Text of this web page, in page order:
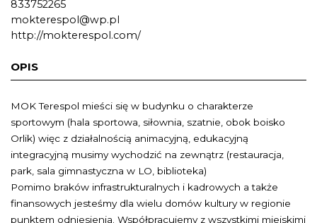
833752265
mokterespol@wp.pl
http://mokterespol.com/
OPIS
MOK Terespol mieści się w budynku o charakterze
sportowym (hala sportowa, siłownia, szatnie, obok boisko
Orlik) więc z działalnością animacyjną, edukacyjną
integracyjną musimy wychodzić na zewnątrz (restauracja,
park, sala gimnastyczna w LO, biblioteka)
Pomimo braków infrastrukturalnych i kadrowych a także
finansowych jesteśmy dla wielu domów kultury w regionie
punktem odniesienia. Współpracujemy z wszystkimi miejskimi